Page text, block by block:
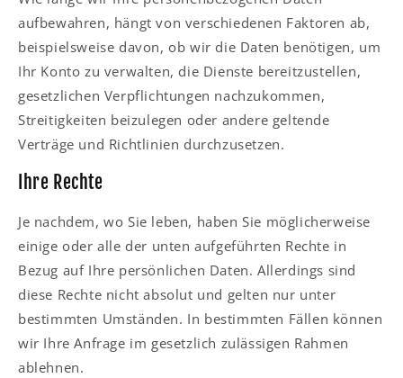
aufbewahren, hängt von verschiedenen Faktoren ab,
beispielsweise davon, ob wir die Daten benötigen, um
Ihr Konto zu verwalten, die Dienste bereitzustellen,
gesetzlichen Verpflichtungen nachzukommen,
Streitigkeiten beizulegen oder andere geltende
Verträge und Richtlinien durchzusetzen.
Ihre Rechte
Je nachdem, wo Sie leben, haben Sie möglicherweise
einige oder alle der unten aufgeführten Rechte in
Bezug auf Ihre persönlichen Daten. Allerdings sind
diese Rechte nicht absolut und gelten nur unter
bestimmten Umständen. In bestimmten Fällen können
wir Ihre Anfrage im gesetzlich zulässigen Rahmen
ablehnen.